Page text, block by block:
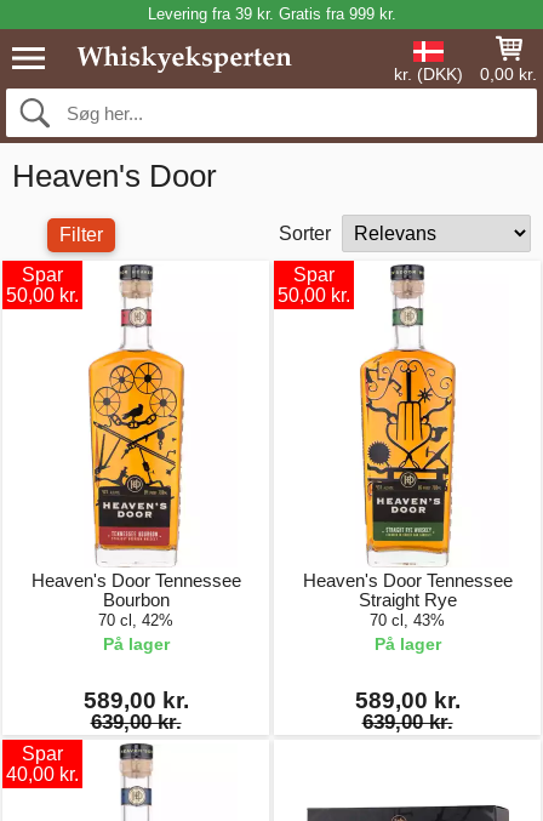
Levering fra 39 kr. Gratis fra 999 kr.
kr. (DKK) 0,00 kr.
Heaven's Door
Filter
Sorter
Spar
50,00 kr.
Heaven's Door Tennessee
Bourbon
70 cl, 42%
På lager
589,00 kr.
639,00 kr.
Spar
50,00 kr.
Heaven's Door Tennessee
Straight Rye
70 cl, 43%
På lager
589,00 kr.
639,00 kr.
Spar
40,00 kr.